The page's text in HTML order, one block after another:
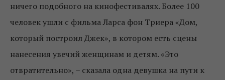
ничего подобного на кинофестивалях. Более 100
человек ушли с фильма Ларса фон Триера «Дом,
который построил Джек», в котором есть сцены
нанесения увечий женщинам и детям. «Это
отвратительно», – сказала одна девушка на пути к